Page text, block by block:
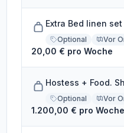
Extra Bed linen
Optional Vor
20,00 € pro Woche
Hostess + Food.
Optional Vor
1.200,00 € pro Woche